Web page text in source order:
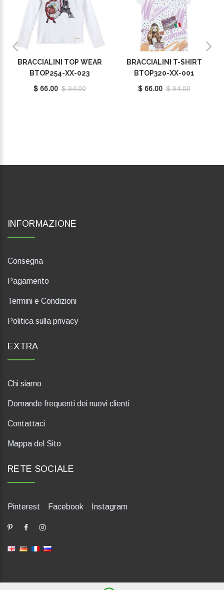
BRACCIALINI TOP WEAR
BTOP254-XX-023
$ 66.00 $ 94.00
BRACCIALINI T-SHIRT
BTOP320-XX-001
$ 66.00 $ 94.00
INFORMAZIONE
Consegna
Pagamento
Termini e Condizioni
Politica sulla privacy
EXTRA
Chi siamo
Domande frequenti dei nuovi clienti
Contattaci
Mappa del Sito
RETE SOCIALE
Pinterest Facebook Instagram